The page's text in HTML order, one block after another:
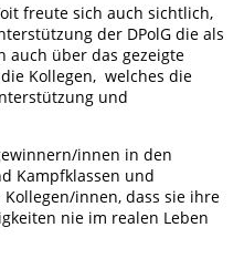
freute sich auch sichtlich,
der DPolG die als
auch über das gezeigte
Kollegen, welches die
und
innen in den
Kampfklassen und
innen, dass sie ihre
nie im realen Leben